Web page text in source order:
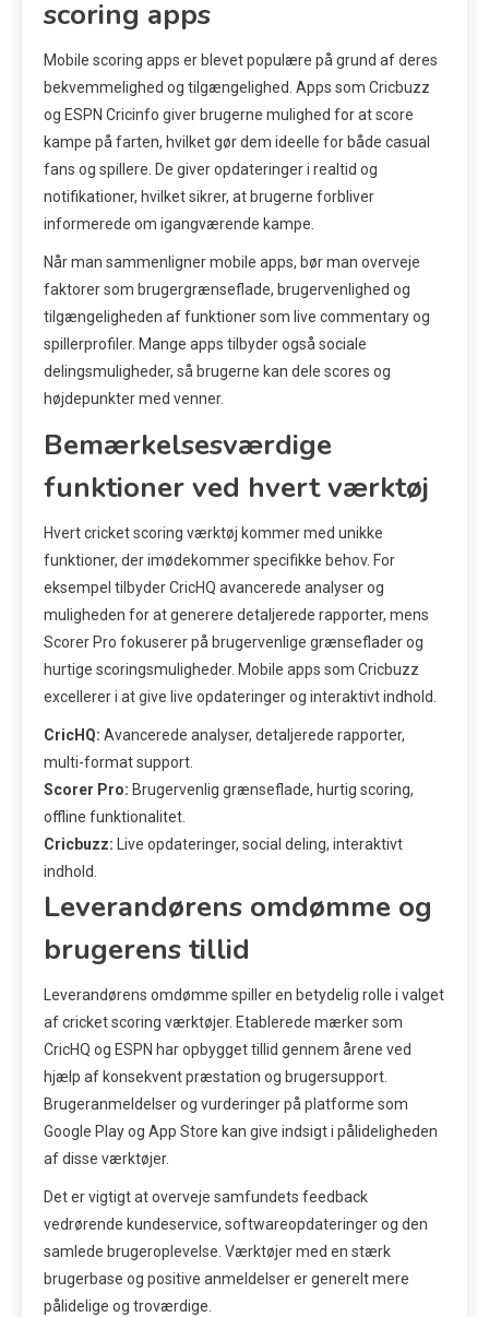
scoring apps
Mobile scoring apps er blevet populære på grund af deres
bekvemmelighed og tilgængelighed. Apps som Cricbuzz
og ESPN Cricinfo giver brugerne mulighed for at score
kampe på farten, hvilket gør dem ideelle for både casual
fans og spillere. De giver opdateringer i realtid og
notifikationer, hvilket sikrer, at brugerne forbliver
informerede om igangværende kampe.
Når man sammenligner mobile apps, bør man overveje
faktorer som brugergrænseflade, brugervenlighed og
tilgængeligheden af funktioner som live commentary og
spillerprofiler. Mange apps tilbyder også sociale
delingsmuligheder, så brugerne kan dele scores og
højdepunkter med venner.
Bemærkelsesværdige
funktioner ved hvert værktøj
Hvert cricket scoring værktøj kommer med unikke
funktioner, der imødekommer specifikke behov. For
eksempel tilbyder CricHQ avancerede analyser og
muligheden for at generere detaljerede rapporter, mens
Scorer Pro fokuserer på brugervenlige grænseflader og
hurtige scoringsmuligheder. Mobile apps som Cricbuzz
excellerer i at give live opdateringer og interaktivt indhold.
CricHQ: Avancerede analyser, detaljerede rapporter,
multi-format support.
Scorer Pro: Brugervenlig grænseflade, hurtig scoring,
offline funktionalitet.
Cricbuzz: Live opdateringer, social deling, interaktivt
indhold.
Leverandørens omdømme og
brugerens tillid
Leverandørens omdømme spiller en betydelig rolle i valget
af cricket scoring værktøjer. Etablerede mærker som
CricHQ og ESPN har opbygget tillid gennem årene ved
hjælp af konsekvent præstation og brugersupport.
Brugeranmeldelser og vurderinger på platforme som
Google Play og App Store kan give indsigt i pålideligheden
af disse værktøjer.
Det er vigtigt at overveje samfundets feedback
vedrørende kundeservice, softwareopdateringer og den
samlede brugeroplevelse. Værktøjer med en stærk
brugerbase og positive anmeldelser er generelt mere
pålidelige og troværdige.